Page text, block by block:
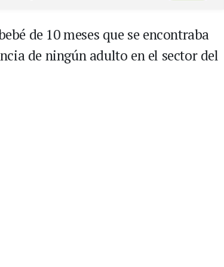
de 10 meses que se encontraba
de ningún adulto en el sector del